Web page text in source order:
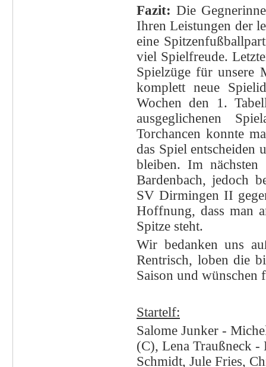
Fazit: Die
Ihren Leistungen der
eine
viel Spielfreude.
Spielzüge für unsere
komplett neue
Wochen den 1.
ausgeglichenen
Torchancen konnte
das Spiel entscheiden
bleiben. Im
Bardenbach, jedoch
SV Dirmingen II
Hoffnung, dass man
Spitze steht.
Wir bedanken uns
Rentrisch, loben die
Saison und wünschen
Startelf:
Salome Junker -
(C), Lena Traußneck -
Schmidt, Jule Fries,